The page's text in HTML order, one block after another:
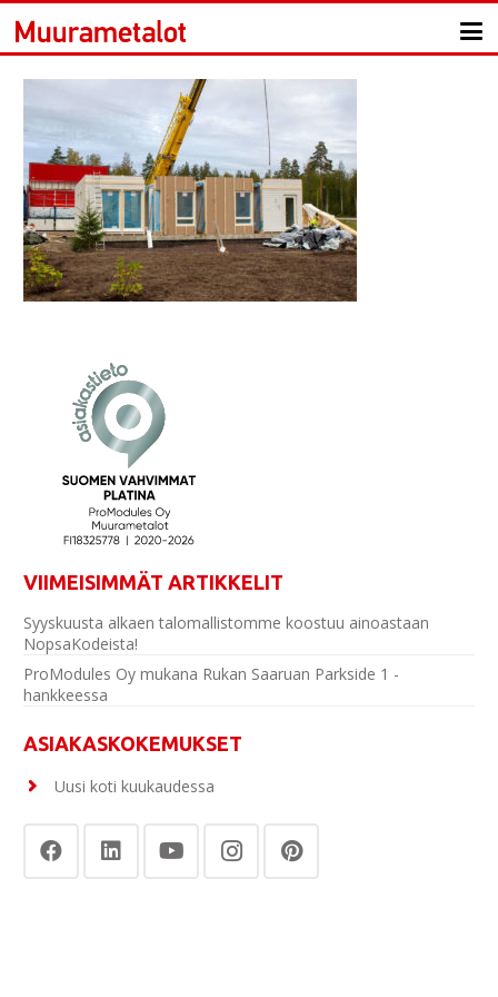
VIIMEISIMMÄT ARTIKKELIT
Syyskuusta alkaen talomallistomme koostuu ainoastaan
NopsaKodeista!
ProModules Oy mukana Rukan Saaruan Parkside 1 -
hankkeessa
ASIAKASKOKEMUKSET
Uusi koti kuukaudessa